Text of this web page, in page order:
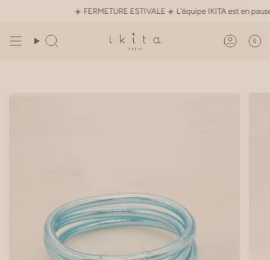
☀️ FERMETURE ESTIVALE ☀️ L’équipe IKITA est en
Recherche Compte
0